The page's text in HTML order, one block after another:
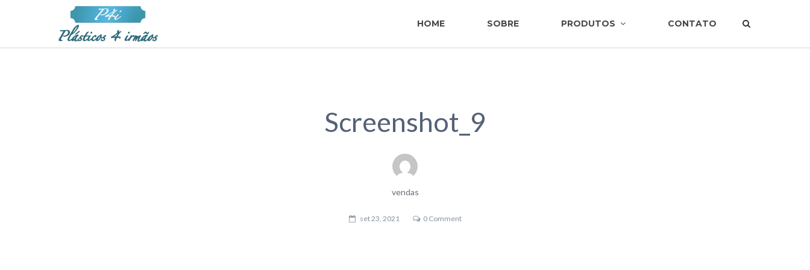
HOME SOBRE PRODUTOS CONTATO
Screenshot_9
vendas
set 23, 2021 0 Comment